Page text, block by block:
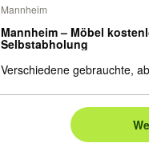
Mannheim
Mannheim – Möbel
Selbstabholung
Verschiedene gebrauchte,